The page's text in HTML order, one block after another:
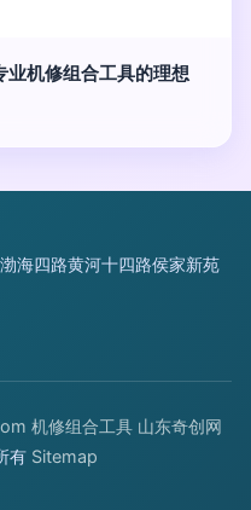
机修组合工具的理想
海四路黄河十四路侯家新苑
机修组合工具 山东奇创网
有 Sitemap